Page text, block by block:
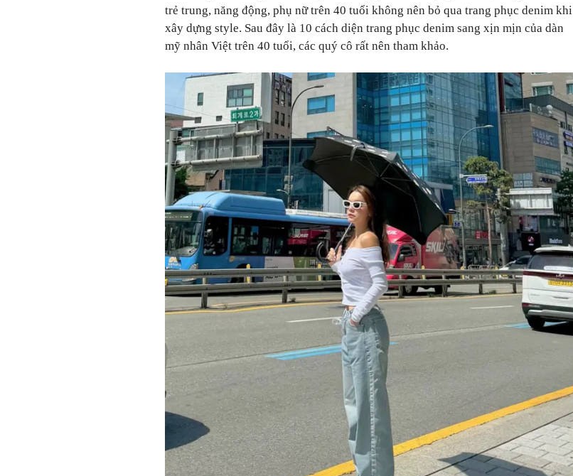
trẻ trung, năng động, phụ nữ trên 40 tuổi không nên bỏ qua trang phục denim khi
xây dựng style. Sau đây là 10 cách diện trang phục denim sang xịn mịn của dàn
mỹ nhân Việt trên 40 tuổi, các quý cô rất nên tham khảo.